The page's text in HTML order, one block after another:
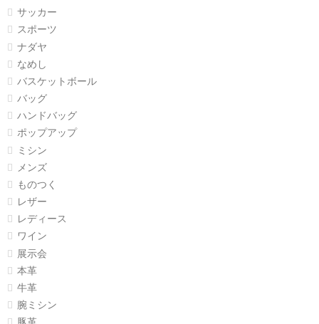
サッカー
スポーツ
ナダヤ
なめし
バスケットボール
バッグ
ハンドバッグ
ポップアップ
ミシン
メンズ
ものつく
レザー
レディース
ワイン
展示会
本革
牛革
腕ミシン